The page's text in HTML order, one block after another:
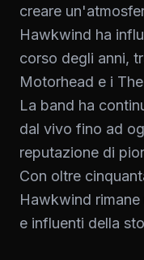
creare
Hawkwind ha
corso degli anni,
Motorhead e i
La band ha
dal vivo fino ad
reputazione di
Con oltre
Hawkwind
e influenti della